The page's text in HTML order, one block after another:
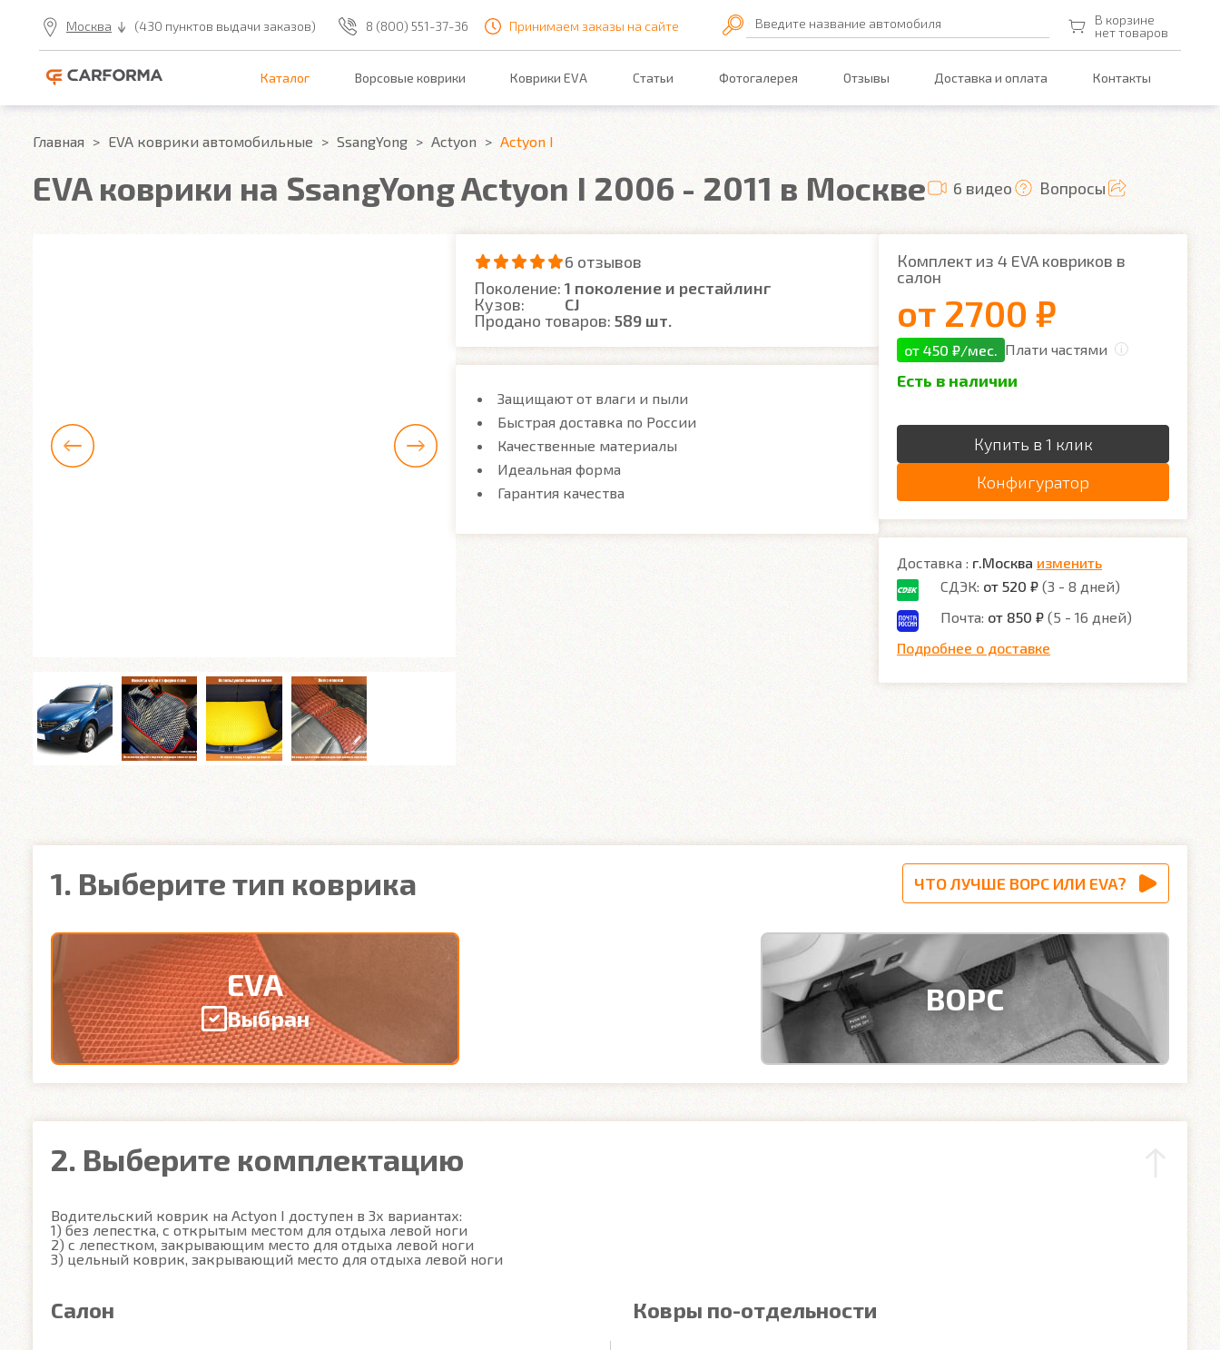
Москва (430 пунктов выдачи заказов) 8 (800) 551-37-36 Принимаем заказы на сайте Введите название автомобиля
В корзине
нет товаров
Каталог Ворсовые коврики Коврики EVA Статьи Фотогалерея Отзывы Доставка и оплата Контакты
Главная EVA коврики автомобильные SsangYong Actyon Actyon I
EVA коврики на SsangYong Actyon I 2006 - 2011 в Москве 6 видео Вопросы
6 отзывов
Поколение: 1 поколение и рестайлинг
Кузов:
CJ
Продано товаров: 589 шт.
Защищают от влаги и пыли
Быстрая доставка по России
Качественные материалы
Идеальная форма
Гарантия качества
Комплект из 4 EVA ковриков в
салон
от 2700 ₽
от 450 ₽/мес. Плати частями
Есть в наличии
Купить в 1 клик
Конфигуратор
Доставка : г.Москва изменить
СДЭК: от 520 ₽ (3 - 8 дней)
Почта: от 850 ₽ (5 - 16 дней)
Подробнее о доставке
1. Выберите тип коврика ЧТО ЛУЧШЕ ВОРС ИЛИ EVA?
EVA
Выбран
ВОРС
2. Выберите комплектацию
Водительский коврик на Actyon I доступен в 3х вариантах:
1) без лепестка, с открытым местом для отдыха левой ноги
2) с лепестком, закрывающим место для отдыха левой ноги
3) цельный коврик, закрывающий место для отдыха левой ноги
Салон Ковры по-отдельности